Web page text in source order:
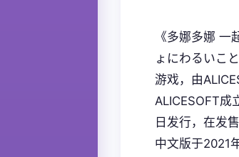
《多娜多娜
ょにわるいこ
游戏，由
ALICESOFT成
日发行，在发
中文版于2021